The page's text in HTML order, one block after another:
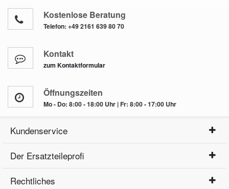
Kostenlose Beratung
Telefon: +49 2161 639 80 70
Kontakt
zum Kontaktformular
Öffnungszeiten
Mo - Do: 8:00 - 18:00 Uhr | Fr: 8:00 - 17:00 Uhr
Kundenservice
Der Ersatzteileprofi
Rechtliches